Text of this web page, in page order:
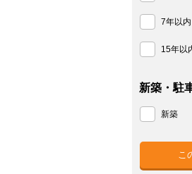
7年以内
15年以
新築・駐
新築